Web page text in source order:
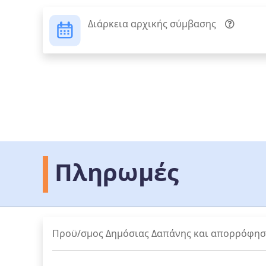
Διάρκεια αρχικής σύμβασης
Πληρωμές
Προϋ/σμος Δημόσιας Δαπάνης και